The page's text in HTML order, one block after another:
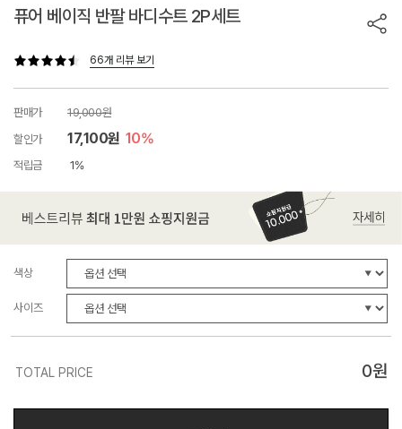
퓨어 베이직 반팔 바디수트 2P세트
66개 리뷰 보기
판매가
19,000원
할인가
17,100원 10%
적립금 1%
색상
사이즈
TOTAL PRICE 0원